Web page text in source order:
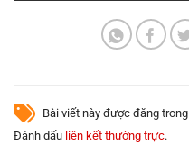
Bài viết này được đăng trong
Đánh dấu liên kết thường trực.